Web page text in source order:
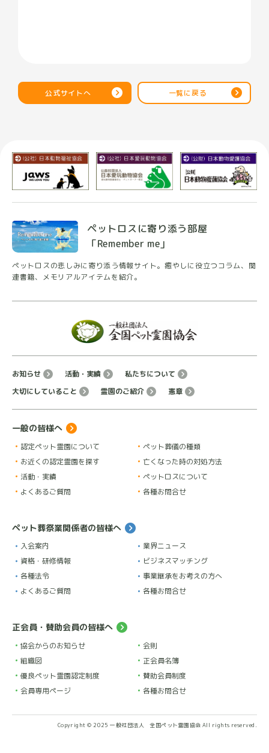
公式サイトへ 一覧に戻る
ペットロスに寄り添う部屋
「Remember me」
ペットロスの悲しみに寄り添う情報サイト。癒やしに役立つコラム、関
連書籍、メモリアルアイテムを紹介。
お知らせ 活動・実績
私たちについて
大切にしていること
霊園のご紹介 憲章
一般の皆様へ
認定ペット霊園について
ペット葬儀の種類
お近くの認定霊園を探す
亡くなった時の対処方法
活動・実績
ペットロスについて
よくあるご質問
各種お問合せ
ペット葬祭業関係者の皆様へ
入会案内
業界ニュース
資格・研修情報
ビジネスマッチング
各種法令
事業継承をお考えの方へ
よくあるご質問
各種お問合せ
正会員・賛助会員の皆様へ
協会からのお知らせ
会則
組織図
正会員名簿
優良ペット霊園認定制度
賛助会員制度
会員専用ページ
各種お問合せ
Copyright © 2025 一般社団法人 全国ペット霊園協会 All rights reserved.